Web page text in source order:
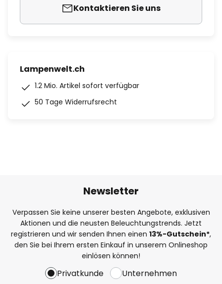
Kontaktieren Sie uns
Lampenwelt.ch
1.2 Mio. Artikel sofort verfügbar
50 Tage Widerrufsrecht
Newsletter
Verpassen Sie keine unserer besten Angebote, exklusiven
Aktionen und die neusten Beleuchtungstrends. Jetzt
registrieren und wir senden Ihnen einen 13%-Gutschein*,
den Sie bei Ihrem ersten Einkauf in unserem Onlineshop
einlösen können!
Privatkunde Unternehmen